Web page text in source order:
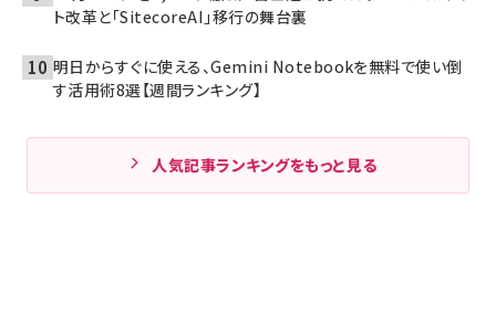
ト改革と「SitecoreAI」移行の舞台裏
明日からすぐに使える、Gemini Notebookを無料で使い倒
す活用術8選【週間ランキング】
人気記事ランキングをもっと見る